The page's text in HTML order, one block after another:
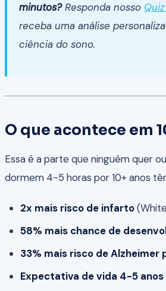
minutos?Responda nosso
receba uma análise
ciência do sono.
O que acontece em
Essa é a parte que ninguém quer
dormem 4-5 horas por 10+ anos
2x mais risco de infarto
58% mais chance de
33% mais risco de Alzheimer
Expectativa de vida 4-5 anos